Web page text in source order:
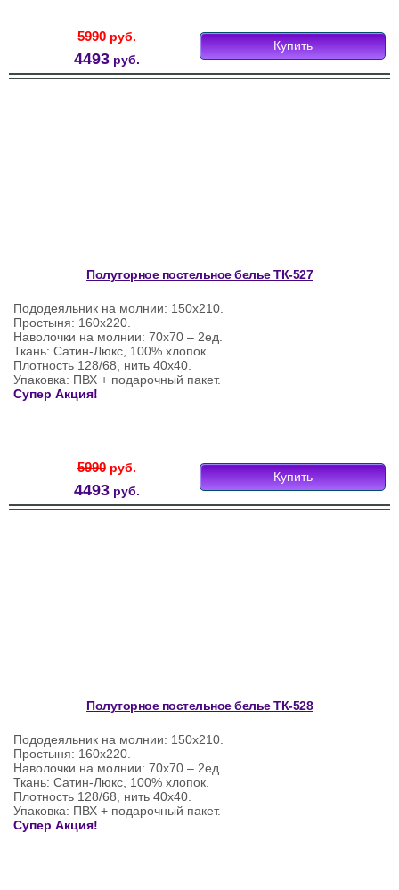
5990руб.
4493руб.
Купить
Полуторное постельное белье ТК-527
Пододеяльник на молнии: 150х210.
Простыня: 160х220.
Наволочки на молнии: 70х70 – 2ед.
Ткань: Сатин-Люкс, 100% хлопок.
Плотность 128/68, нить 40х40.
Упаковка: ПВХ + подарочный пакет.
Супер Акция!
5990руб.
4493руб.
Купить
Полуторное постельное белье ТК-528
Пододеяльник на молнии: 150х210.
Простыня: 160х220.
Наволочки на молнии: 70х70 – 2ед.
Ткань: Сатин-Люкс, 100% хлопок.
Плотность 128/68, нить 40х40.
Упаковка: ПВХ + подарочный пакет.
Супер Акция!